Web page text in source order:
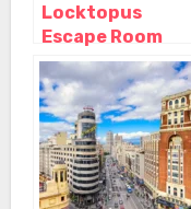
Locktopus
Escape Room
Madrid, Madrid –
Madrid